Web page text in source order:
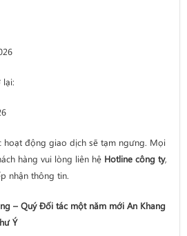
lại:
hoạt động giao dịch sẽ tạm ngưng. Mọi
hàng vui lòng liên hệ Hotline công ty,
nhận thông tin.
– Quý Đối tác một năm mới An Khang
Ý